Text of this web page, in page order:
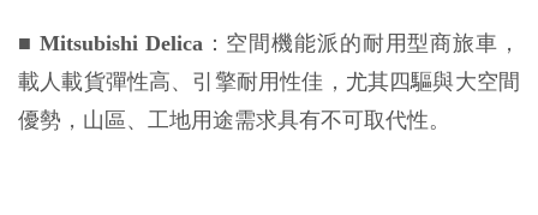
■ Mitsubishi Delica：空間機能派的耐用型商旅車，
載人載貨彈性高、引擎耐用性佳，尤其四驅與大空間
優勢，山區、工地用途需求具有不可取代性。